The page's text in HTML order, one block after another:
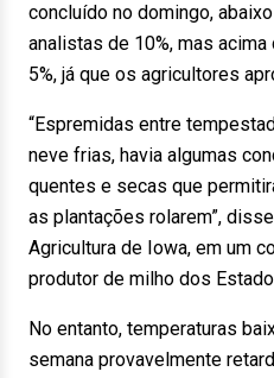
concluído no domingo,
analistas de 10%, mas
5%, já que os agricultores
“Espremidas entre
neve frias, havia algumas
quentes e secas que
as plantações rolarem”,
Agricultura de Iowa, em um
produtor de milho dos
No entanto, temperaturas
semana provavelmente